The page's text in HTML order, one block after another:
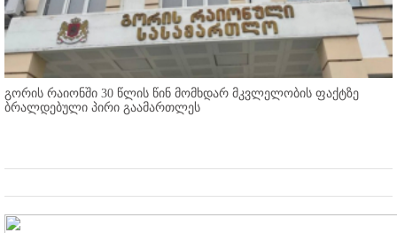
გორის რაიონში 30 წლის წინ მომხდარ მკვლელობის ფაქტზე
ბრალდებული პირი გაამართლეს